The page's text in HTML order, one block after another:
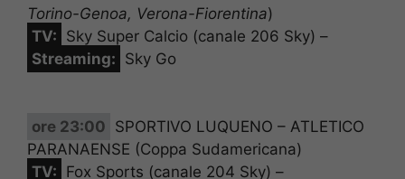
Torino-Genoa, Verona-Fiorentina)
TV: Sky Super Calcio (canale 206 Sky) –
Streaming: Sky Go
ore 23:00 SPORTIVO LUQUENO – ATLETICO
PARANAENSE (Coppa Sudamericana)
TV: Fox Sports (canale 204 Sky) –